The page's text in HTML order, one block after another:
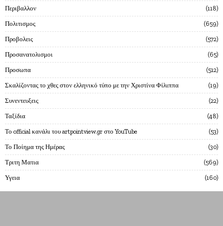
Περιβαλλον 118
Πολιτισμος 659
Προβολεις 572
Προσανατολισμοι 65
Προσωπα 512
Σκαλίζοντας το χθες στον ελληνικό τύπο με την Χριστίνα Φίλιππα 19
Συνεντευξεις 22
Ταξίδια 48
Το official κανάλι του artpointview.gr στο YouTube 53
Το Ποίημα της Ημέρας 30
Τριτη Ματια 569
Υγεια 160